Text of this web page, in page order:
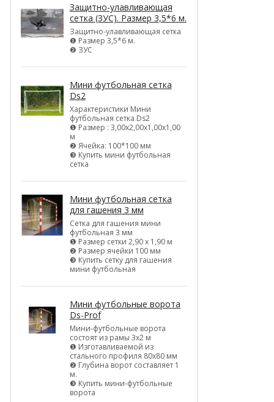
Защитно-улавливающая
сетка (ЗУС). Размер 3,5*6 м.
Защитно-улавливающая сетка
❶ Размер 3,5*6 м.
❷ ЗУС
Мини футбольная сетка
Ds2
Характеристики Мини
футбольная сетка Ds2
❶ Размер : 3,00х2,00х1,00х1,00
м
❷ Ячейка: 100*100 мм
❸ Купить мини футбольная
сетка
Мини футбольная сетка
для гашения 3 мм
Сетка для гашения мини
футбольная 3 мм
❶ Размер сетки 2,90 х 1,90 м
❷ Размер ячейки 100 мм
❸ Купить сетку для гашения
мини футбольная
Мини футбольные ворота
Ds-Prof
Мини-футбольные ворота
состоят из рамы 3х2 м
❶ Изготавливаемой из
стального профиля 80х80 мм
❷ Глубина ворот составляет 1
м.
❸ Купить мини-футбольные
ворота